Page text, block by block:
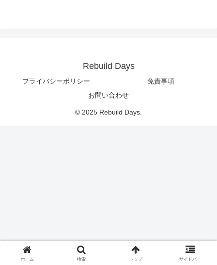
Rebuild Days
プライバシーポリシー
免責事項
お問い合わせ
© 2025 Rebuild Days.
ホーム 検索 トップ サイドバー